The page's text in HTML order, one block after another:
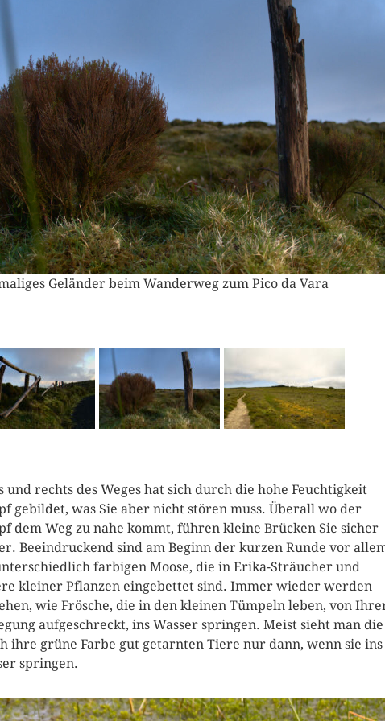
Geländer beim Wanderweg zum Pico da Vara
und rechts des Weges hat sich durch die hohe Feuchtigkeit
gebildet, was Sie aber nicht stören muss. Überall wo der
dem Weg zu nahe kommt, führen kleine Brücken Sie sicher
Beeindruckend sind am Beginn der kurzen Runde vor
farbigen Moose, die in Erika-Sträucher und
kleiner Pflanzen eingebettet sind. Immer wieder werden
wie Frösche, die in den kleinen Tümpeln leben, von
aufgeschreckt, ins Wasser springen. Meist sieht man die
ihre grüne Farbe gut getarnten Tiere nur dann, wenn sie ins
springen.